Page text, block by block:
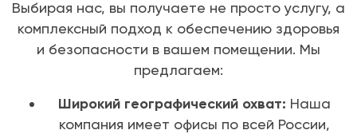
Выбирая нас, вы получаете не просто услугу, а
комплексный подход к обеспечению здоровья
и безопасности в вашем помещении. Мы
предлагаем:
Широкий географический охват: Наша
компания имеет офисы по всей России,